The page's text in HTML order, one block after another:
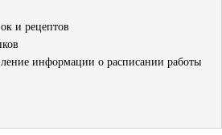
и рецептов
информации о расписании работы